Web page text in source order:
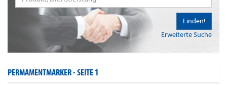
Erweiterte Suche
Finden!
PERMAMENTMARKER -SEITE 1